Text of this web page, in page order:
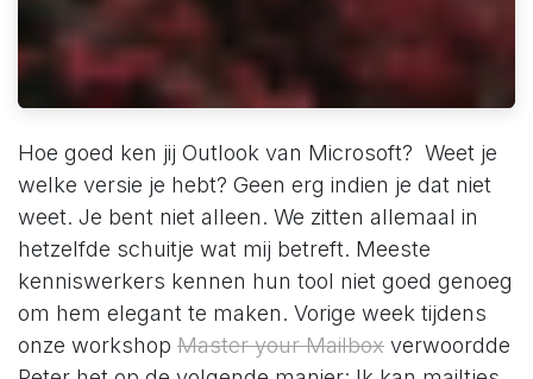
Hoe goed ken jij Outlook van Microsoft? Weet je
welke versie je hebt? Geen erg indien je dat niet
weet. Je bent niet alleen. We zitten allemaal in
hetzelfde schuitje wat mij betreft. Meeste
kenniswerkers kennen hun tool niet goed genoeg
om hem elegant te maken. Vorige week tijdens
onze workshop Master your Mailbox verwoordde